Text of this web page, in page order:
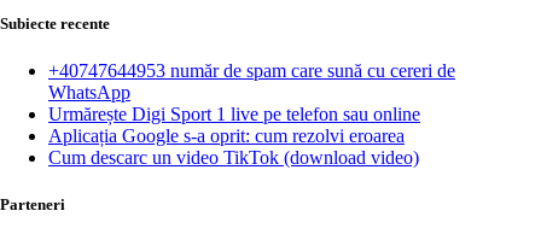
Subiecte recente
+40747644953 număr de spam care sună cu cereri de
WhatsApp
Urmărește Digi Sport 1 live pe telefon sau online
Aplicația Google s-a oprit: cum rezolvi eroarea
Cum descarc un video TikTok (download video)
Parteneri